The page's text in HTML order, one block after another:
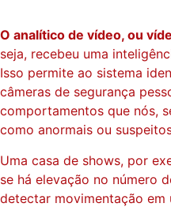
O analítico de vídeo, ou
seja, recebeu uma
Isso permite ao sistema
câmeras de segurança
comportamentos que nós,
como anormais ou
Uma casa de shows, por
se há elevação no número
detectar movimentação em